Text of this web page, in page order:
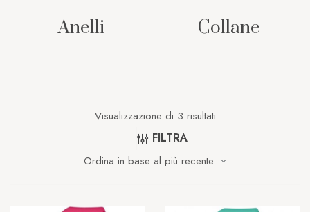
Anelli Collane
Visualizzazione di 3 risultati
FILTRA